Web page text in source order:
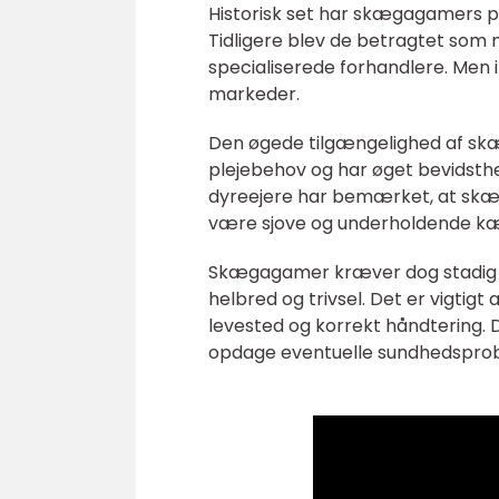
Historisk set har skægagamers
Tidligere blev de betragtet som
specialiserede forhandlere.
markeder.
Den øgede tilgængelighed af
plejebehov og har øget
dyreejere har bemærket, at
være sjove og underholdende
Skægagamer kræver dog stadig
helbred og trivsel. Det er vigtigt
levested og korrekt
opdage eventuelle